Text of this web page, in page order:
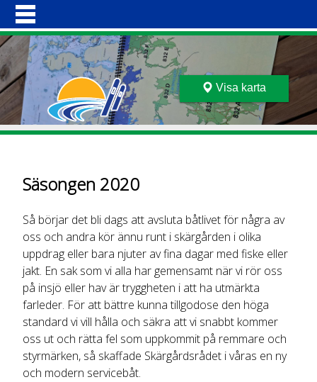
Hoppa
till
huvudinnehåll
HEM
BÅTEN
MEDLEMSKAP
VI MUDDRAR
BESÖKSSTÄLLEN
FARLEDER
GALLERI
OM OSS
Visa karta
Säsongen 2020
Så börjar det bli dags att avsluta båtlivet för några av
oss och andra kör ännu runt i skärgården i olika
uppdrag eller bara njuter av fina dagar med fiske eller
jakt. En sak som vi alla har gemensamt när vi rör oss
på insjö eller hav är tryggheten i att ha utmärkta
farleder. För att bättre kunna tillgodose den höga
standard vi vill hålla och säkra att vi snabbt kommer
oss ut och rätta fel som uppkommit på remmare och
styrmärken, så skaffade Skärgårdsrådet i våras en ny
och modern servicebåt.